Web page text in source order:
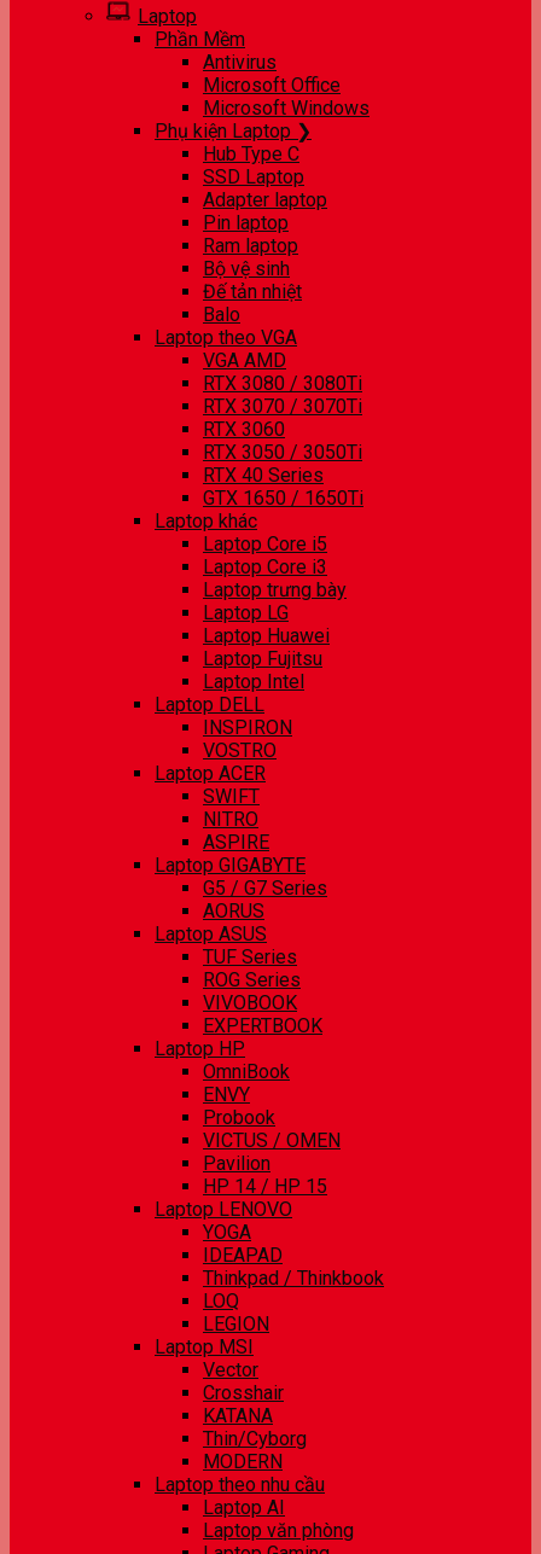
Laptop
Phần Mềm
Antivirus
Microsoft Office
Microsoft Windows
Phụ kiện Laptop ❯
Hub Type C
SSD Laptop
Adapter laptop
Pin laptop
Ram laptop
Bộ vệ sinh
Đế tản nhiệt
Balo
Laptop theo VGA
VGA AMD
RTX 3080 / 3080Ti
RTX 3070 / 3070Ti
RTX 3060
RTX 3050 / 3050Ti
RTX 40 Series
GTX 1650 / 1650Ti
Laptop khác
Laptop Core i5
Laptop Core i3
Laptop trưng bày
Laptop LG
Laptop Huawei
Laptop Fujitsu
Laptop Intel
Laptop DELL
INSPIRON
VOSTRO
Laptop ACER
SWIFT
NITRO
ASPIRE
Laptop GIGABYTE
G5 / G7 Series
AORUS
Laptop ASUS
TUF Series
ROG Series
VIVOBOOK
EXPERTBOOK
Laptop HP
OmniBook
ENVY
Probook
VICTUS / OMEN
Pavilion
HP 14 / HP 15
Laptop LENOVO
YOGA
IDEAPAD
Thinkpad / Thinkbook
LOQ
LEGION
Laptop MSI
Vector
Crosshair
KATANA
Thin/Cyborg
MODERN
Laptop theo nhu cầu
Laptop AI
Laptop văn phòng